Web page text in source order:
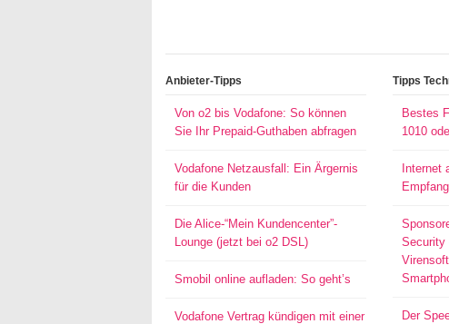
Anbieter-Tipps
Von o2 bis Vodafone: So können
Sie Ihr Prepaid-Guthaben abfragen
Vodafone Netzausfall: Ein Ärgernis
für die Kunden
Die Alice-“Mein Kundencenter”-
Lounge (jetzt bei o2 DSL)
Smobil online aufladen: So geht’s
Vodafone Vertrag kündigen mit einer
Tipps
Bestes
1010
Internet
Security
Der